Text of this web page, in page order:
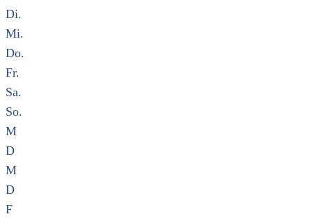
Di.
Mi.
Do.
Fr.
Sa.
So.
M
D
M
D
F